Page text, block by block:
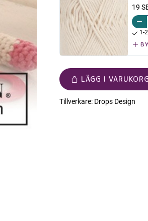
19
1-
LÄGG I
Tillverkare: Drops Design